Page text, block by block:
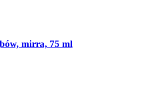
mirra, 75 ml